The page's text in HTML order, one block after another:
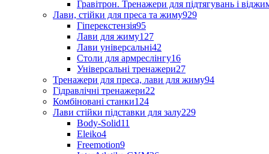
Гравітрон. Тренажери для підтягувань і
Лави, стійки для преса та жиму929
Гіперекстензія95
Лави для жиму127
Лави універсальні42
Столи для армреслінгу16
Універсальні тренажери27
Тренажери для преса, лави для жиму94
Гідравлічні тренажери22
Комбіновані станки124
Лави стійки підставки для залу229
Body-Solid11
Eleiko4
Freemotion9